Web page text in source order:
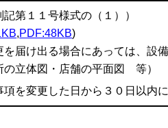
記第１１号様式の（１））
,PDF:48KB)
を届け出る場合にあっては、設
立体図・店舗の平面図 等）
を変更した日から３０日以内